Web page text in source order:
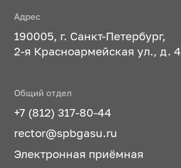
Адрес
190005, г. Санкт-Петербург,
2-я Красноармейская ул., д. 4
Общий отдел
+7 (812) 317-80-44
rector@spbgasu.ru
Электронная приёмная